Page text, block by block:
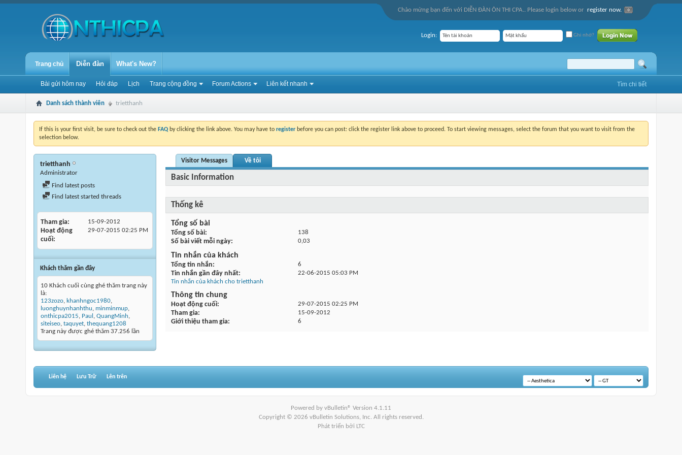
Chào mừng bạn đến với DIỄN ĐÀN ÔN THI CPA.. Please login below or register now.
Login: Ghi nhớ?
Trang chủ Diễn đàn
Bài gửi hôm nay Hỏi đáp Lịch Trang cộng đồng Forum Actions Liên kết nhanh
What's New?
Tìm chi tiết
Danh sách thành viên trietthanh
If this is your first visit, be sure to check out the FAQ by clicking the link above. You may have to register before you can post: click the register link above to proceed. To start viewing messages, select the forum that you want to visit from the
selection below.
trietthanh
Administrator
Find latest posts
Find latest started threads
Tham gia 15-09-2012
Hoạt động
cuối
29-07-2015 02:25 PM
Khách thăm gần đây
10 Khách cuối cùng ghé thăm trang này
là:
123zozo, khanhngoc1980,
luonghuynhanhthu, minminmup,
onthicpa2015, Paul , QuangMinh,
siteiseo, taquyet, thequang1208
Trang này được ghé thăm 37.256 lần
Visitor Messages Về tôi
Basic Information
Thống kê
Tổng số bài
Tổng số bài 138
Số bài viết mỗi ngày 0,03
Tin nhắn của khách
Tổng tin nhắn 6
Tin nhắn gần đây nhất 22-06-2015 05:03 PM
Tin nhắn của khách cho trietthanh
Thông tin chung
Hoạt động cuối 29-07-2015 02:25 PM
Tham gia 15-09-2012
Giới thiệu tham gia 6
Liên hệ Lưu Trữ Lên trên
Powered by vBulletin® Version 4.1.11
Copyright © 2026 vBulletin Solutions, Inc. All rights reserved.
Phát triển bởi LTC